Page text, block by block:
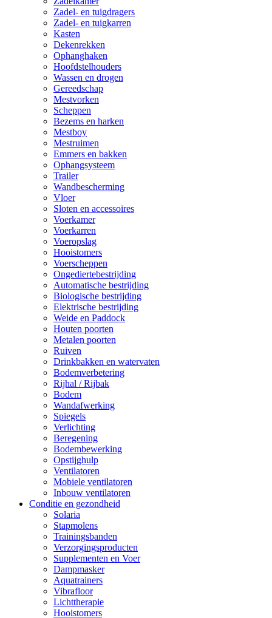
Zadel- en tuigdragers
Zadel- en tuigkarren
Kasten
Dekenrekken
Ophanghaken
Hoofdstelhouders
Wassen en drogen
Gereedschap
Mestvorken
Scheppen
Bezems en harken
Mestboy
Mestruimen
Emmers en bakken
Ophangsysteem
Trailer
Wandbescherming
Vloer
Sloten en accessoires
Voerkamer
Voerkarren
Voeropslag
Hooistomers
Voerscheppen
Ongediertebestrijding
Automatische bestrijding
Biologische bestrijding
Elektrische bestrijding
Weide en Paddock
Houten poorten
Metalen poorten
Ruiven
Drinkbakken en watervaten
Bodemverbetering
Rijhal / Rijbak
Bodem
Wandafwerking
Spiegels
Verlichting
Beregening
Bodembewerking
Opstijghulp
Ventilatoren
Mobiele ventilatoren
Inbouw ventilatoren
Conditie en gezondheid
Solaria
Stapmolens
Trainingsbanden
Verzorgingsproducten
Supplementen en Voer
Dampmasker
Aquatrainers
Vibrafloor
Lichttherapie
Hooistomers